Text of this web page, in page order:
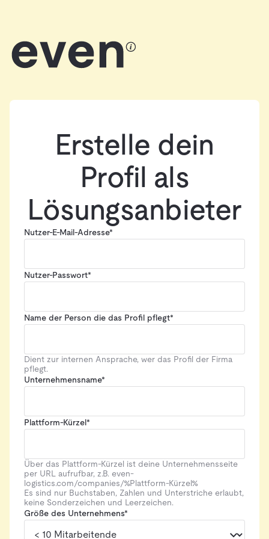
Erstelle dein
Profil als
Lösungsanbieter
Nutzer-E-Mail-Adresse*
Nutzer-Passwort*
Name der Person die das Profil pflegt*
Dient zur internen Ansprache, wer das Profil der Firma
pflegt.
Unternehmensname*
Plattform-Kürzel*
Über das Plattform-Kürzel ist deine Unternehmensseite
per URL aufrufbar, z.B. even-
logistics.com/companies/%Plattform-Kürzel%
Es sind nur Buchstaben, Zahlen und Unterstriche erlaubt,
keine Sonderzeichen und Leerzeichen.
Größe des Unternehmens*